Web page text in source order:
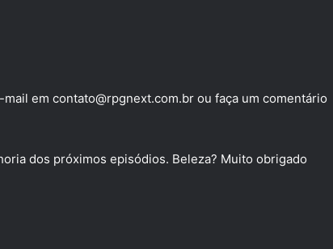
mail em contato@rpgnext.com.br ou faça um comentário
dos próximos episódios. Beleza? Muito obrigado